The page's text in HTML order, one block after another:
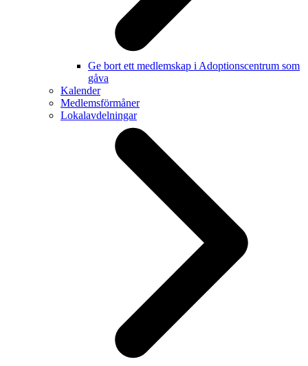
Ge bort ett medlemskap i Adoptionscentrum som
gåva
Kalender
Medlemsförmåner
Lokalavdelningar